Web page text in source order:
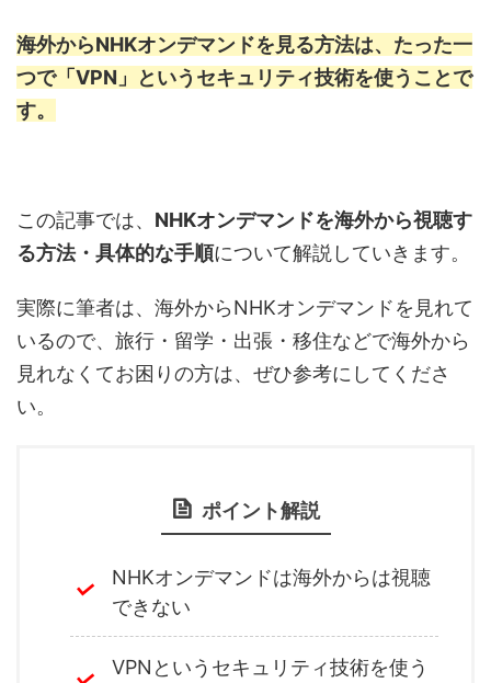
海外からNHKオンデマンドを見る方法は、たった一
つで「VPN」というセキュリティ技術を使うことで
す。
この記事では、 NHKオンデマンドを海外から視聴す
る方法・具体的な手順について解説していきます。
実際に筆者は、海外からNHKオンデマンドを見れて
いるので、旅行・留学・出張・移住などで海外から
見れなくてお困りの方は、ぜひ参考にしてくださ
い。
ポイント解説
NHKオンデマンドは海外からは視聴
できない
VPNというセキュリティ技術を使う